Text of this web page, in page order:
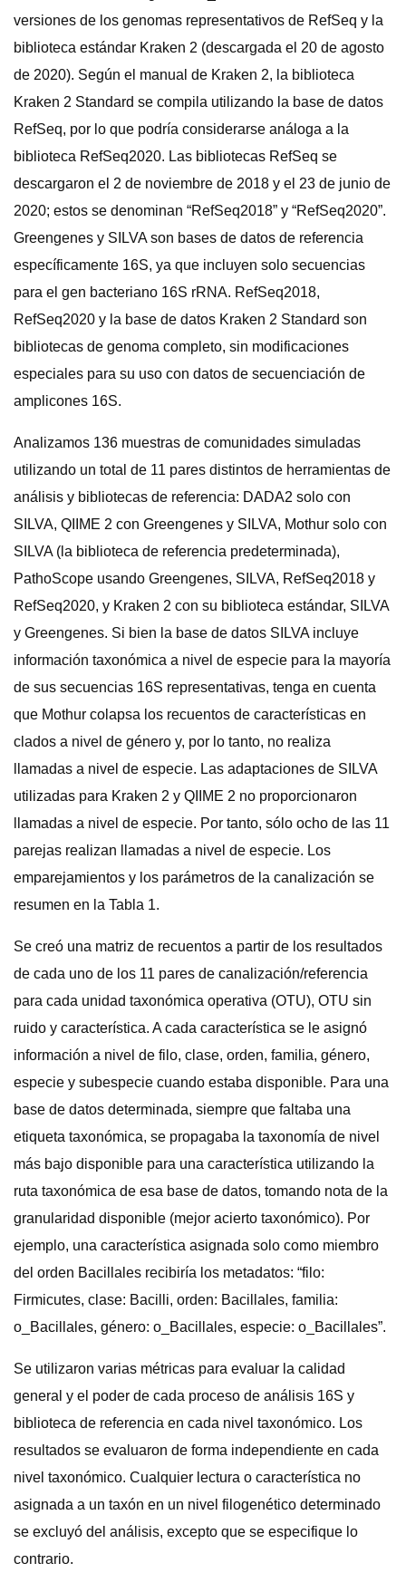
versiones de los genomas representativos de RefSeq y la
biblioteca estándar Kraken 2 (descargada el 20 de agosto
de 2020). Según el manual de Kraken 2, la biblioteca
Kraken 2 Standard se compila utilizando la base de datos
RefSeq, por lo que podría considerarse análoga a la
biblioteca RefSeq2020. Las bibliotecas RefSeq se
descargaron el 2 de noviembre de 2018 y el 23 de junio de
2020; estos se denominan “RefSeq2018” y “RefSeq2020”.
Greengenes y SILVA son bases de datos de referencia
específicamente 16S, ya que incluyen solo secuencias
para el gen bacteriano 16S rRNA. RefSeq2018,
RefSeq2020 y la base de datos Kraken 2 Standard son
bibliotecas de genoma completo, sin modificaciones
especiales para su uso con datos de secuenciación de
amplicones 16S.
Analizamos 136 muestras de comunidades simuladas
utilizando un total de 11 pares distintos de herramientas de
análisis y bibliotecas de referencia: DADA2 solo con
SILVA, QIIME 2 con Greengenes y SILVA, Mothur solo con
SILVA (la biblioteca de referencia predeterminada),
PathoScope usando Greengenes, SILVA, RefSeq2018 y
RefSeq2020, y Kraken 2 con su biblioteca estándar, SILVA
y Greengenes. Si bien la base de datos SILVA incluye
información taxonómica a nivel de especie para la mayoría
de sus secuencias 16S representativas, tenga en cuenta
que Mothur colapsa los recuentos de características en
clados a nivel de género y, por lo tanto, no realiza
llamadas a nivel de especie. Las adaptaciones de SILVA
utilizadas para Kraken 2 y QIIME 2 no proporcionaron
llamadas a nivel de especie. Por tanto, sólo ocho de las 11
parejas realizan llamadas a nivel de especie. Los
emparejamientos y los parámetros de la canalización se
resumen en la Tabla 1.
Se creó una matriz de recuentos a partir de los resultados
de cada uno de los 11 pares de canalización/referencia
para cada unidad taxonómica operativa (OTU), OTU sin
ruido y característica. A cada característica se le asignó
información a nivel de filo, clase, orden, familia, género,
especie y subespecie cuando estaba disponible. Para una
base de datos determinada, siempre que faltaba una
etiqueta taxonómica, se propagaba la taxonomía de nivel
más bajo disponible para una característica utilizando la
ruta taxonómica de esa base de datos, tomando nota de la
granularidad disponible (mejor acierto taxonómico). Por
ejemplo, una característica asignada solo como miembro
del orden Bacillales recibiría los metadatos: “filo:
Firmicutes, clase: Bacilli, orden: Bacillales, familia:
o_Bacillales, género: o_Bacillales, especie: o_Bacillales”.
Se utilizaron varias métricas para evaluar la calidad
general y el poder de cada proceso de análisis 16S y
biblioteca de referencia en cada nivel taxonómico. Los
resultados se evaluaron de forma independiente en cada
nivel taxonómico. Cualquier lectura o característica no
asignada a un taxón en un nivel filogenético determinado
se excluyó del análisis, excepto que se especifique lo
contrario.